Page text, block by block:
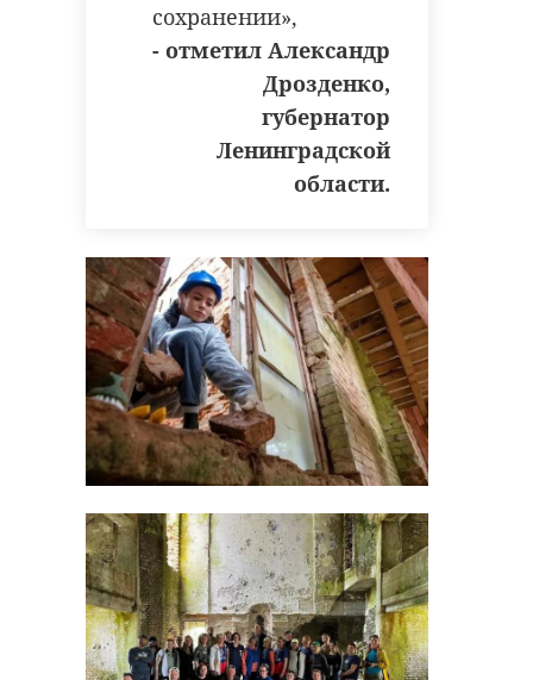
сохранении»,
- отметил Александр
Дрозденко,
губернатор
Ленинградской
области.